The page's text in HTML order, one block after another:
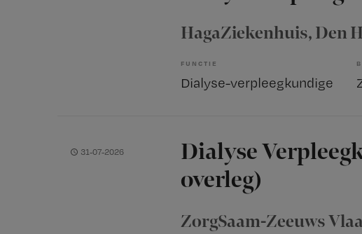
HagaZiekenhuis, Den
FUNCTIE
Dialyse-verpleegkundige
31-07-2026
Dialyse
overleg)
ZorgSaam-Zeeuws